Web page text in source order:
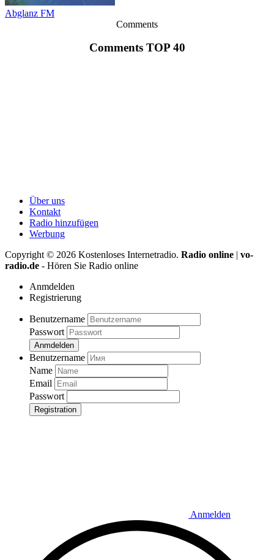
Abglanz FM
Comments
Comments TOP 40
Über uns
Kontakt
Radio hinzufügen
Werbung
Copyright © 2026 Kostenloses Internetradio. Radio online | vo-
radio.de - Hören Sie Radio online
Anmdelden
Registrierung
Benutzername
Passwort
Anmdelden
Benutzername
Name
Email
Passwort
Registration
Anmelden